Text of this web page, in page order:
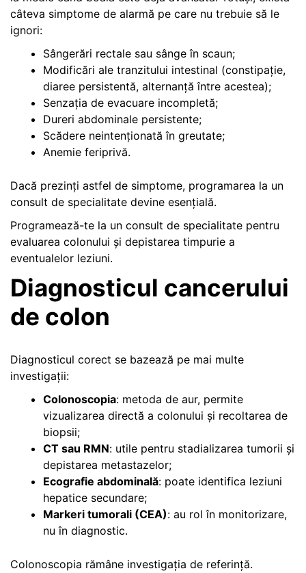
câteva simptome de alarmă pe care nu trebuie să le
ignori:
Sângerări rectale sau sânge în scaun;
Modificări ale tranzitului intestinal (constipație,
diaree persistentă, alternanță între acestea);
Senzația de evacuare incompletă;
Dureri abdominale persistente;
Scădere neintenționată în greutate;
Anemie feriprivă.
Dacă prezinți astfel de simptome, programarea la un
consult de specialitate devine esențială.
Programează-te la un consult de specialitate pentru
evaluarea colonului și depistarea timpurie a
eventualelor leziuni.
Diagnosticul cancerului
de colon
Diagnosticul corect se bazează pe mai multe
investigații:
Colonoscopia: metoda de aur, permite
vizualizarea directă a colonului și recoltarea de
biopsii;
CT sau RMN: utile pentru stadializarea tumorii și
depistarea metastazelor;
Ecografie abdominală: poate identifica leziuni
hepatice secundare;
Markeri tumorali (CEA): au rol în monitorizare,
nu în diagnostic.
Colonoscopia rămâne investigația de referință.